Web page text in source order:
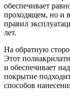
обеспечивает
проходящем, но и
правил
лет.
На обратную
Этот
и обеспечивает
покрытие
способов